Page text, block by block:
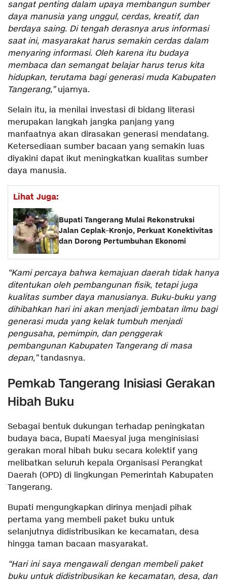
sangat penting dalam upaya membangun sumber
daya manusia yang unggul, cerdas, kreatif, dan
berdaya saing. Di tengah derasnya arus informasi
saat ini, masyarakat harus semakin cerdas dalam
menyaring informasi. Oleh karena itu budaya
membaca dan semangat belajar harus terus kita
hidupkan, terutama bagi generasi muda Kabupaten
Tangerang,”ujarnya.
Selain itu, ia menilai investasi di bidang literasi
merupakan langkah jangka panjang yang
manfaatnya akan dirasakan generasi mendatang.
Ketersediaan sumber bacaan yang semakin luas
diyakini dapat ikut meningkatkan kualitas sumber
daya manusia.
Lihat Juga:
Bupati Tangerang Mulai Rekonstruksi
Jalan Ceplak–Kronjo, Perkuat Konektivitas
dan Dorong Pertumbuhan Ekonomi
“Kami percaya bahwa kemajuan daerah tidak hanya
ditentukan oleh pembangunan fisik, tetapi juga
kualitas sumber daya manusianya. Buku-buku yang
dihibahkan hari ini akan menjadi jembatan ilmu bagi
generasi muda yang kelak tumbuh menjadi
pengusaha, pemimpin, dan penggerak
pembangunan Kabupaten Tangerang di masa
depan,”tandasnya.
Pemkab Tangerang Inisiasi Gerakan
Hibah Buku
Sebagai bentuk dukungan terhadap peningkatan
budaya baca, Bupati Maesyal juga menginisiasi
gerakan moral hibah buku secara kolektif yang
melibatkan seluruh kepala Organisasi Perangkat
Daerah (OPD) di lingkungan Pemerintah Kabupaten
Tangerang.
Bupati mengungkapkan dirinya menjadi pihak
pertama yang membeli paket buku untuk
selanjutnya didistribusikan ke kecamatan, desa
hingga taman bacaan masyarakat.
“Hari ini saya mengawali dengan membeli paket
buku untuk didistribusikan ke kecamatan, desa, dan